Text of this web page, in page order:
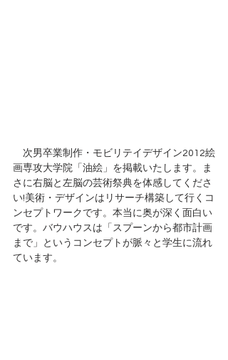
次男卒業制作・モビリテイデザイン2012絵
画専攻大学院「油絵」を掲載いたします。ま
さに右脳と左脳の芸術祭典を体感してくださ
い!美術・デザインはリサーチ構築して行くコ
ンセプトワークです。本当に奥が深く面白い
です。バウハウスは「スプーンから都市計画
まで」というコンセプトが脈々と学生に流れ
ています。